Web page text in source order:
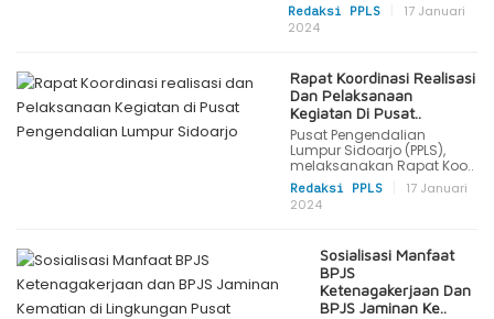
Redaksi PPLS
17 Januari
2024
Rapat Koordinasi Realisasi
Dan Pelaksanaan
Kegiatan Di Pusat..
Pusat Pengendalian
Lumpur Sidoarjo (PPLS),
melaksanakan Rapat Koo..
Redaksi PPLS
17 Januari
2024
Sosialisasi Manfaat
BPJS
Ketenagakerjaan Dan
BPJS Jaminan Ke..